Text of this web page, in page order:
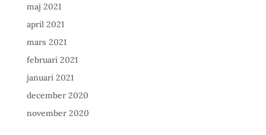
maj 2021
april 2021
mars 2021
februari 2021
januari 2021
december 2020
november 2020